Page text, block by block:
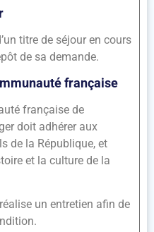
titre de séjour en cours
de sa demande.
française
française de
doit adhérer aux
de la République, et
et la culture de la
un entretien afin de